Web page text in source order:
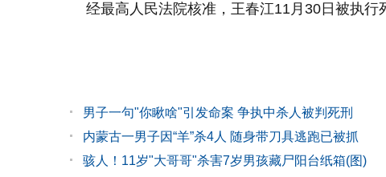
经最高人民法院核准，王春江11月30日被执行
男子一句"你瞅啥"引发命案 争执中杀人被判死刑
内蒙古一男子因“羊”杀4人 随身带刀具逃跑已被抓
骇人！11岁"大哥哥"杀害7岁男孩藏尸阳台纸箱(图)